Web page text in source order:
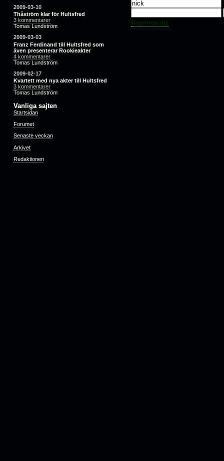
2009-03-10
Thåström klar för Hultsfred
3 kommentarer
Tomas Lundström
2009-03-03
Franz Ferdinand till Hultsfred som
även presenterar Rookieakter
4 kommentarer
Tomas Lundström
2009-02-17
Kvartett med nya akter till Hultsfred
3 kommentarer
Tomas Lundström
Vanliga sajten
Startsidan
Forumet
Senaste veckan
Arkivet
Redaktionen
Registrera dig